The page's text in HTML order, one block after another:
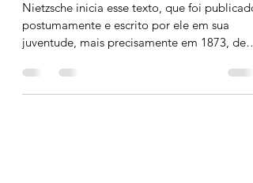
Nietzsche
Nietzsche inicia esse texto, que foi publicado
postumamente e escrito por ele em sua
juventude, mais precisamente em 1873, de